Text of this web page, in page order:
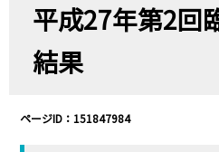
平成27年第2回
結果
ページID：151847984